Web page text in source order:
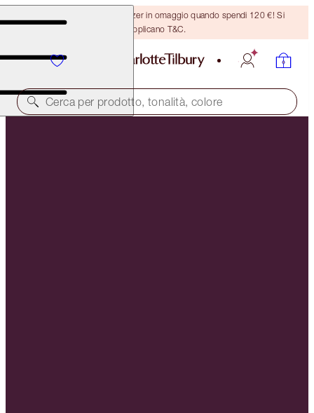
Ricevi un pennello per bronzer in omaggio quando spendi 120 €! Si
applicano T&C.
Cerca per prodotto, tonalità, colore